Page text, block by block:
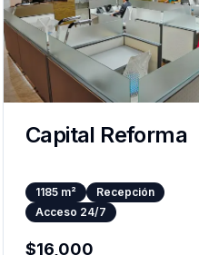
Capital Reforma
1185 m²
Recepción
Acceso 24/7
$16,000